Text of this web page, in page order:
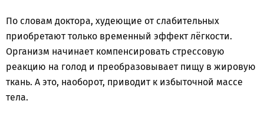
По словам доктора, худеющие от слабительных
приобретают только временный эффект лёгкости.
Организм начинает компенсировать стрессовую
реакцию на голод и преобразовывает пищу в жировую
ткань. А это, наоборот, приводит к избыточной массе
тела.